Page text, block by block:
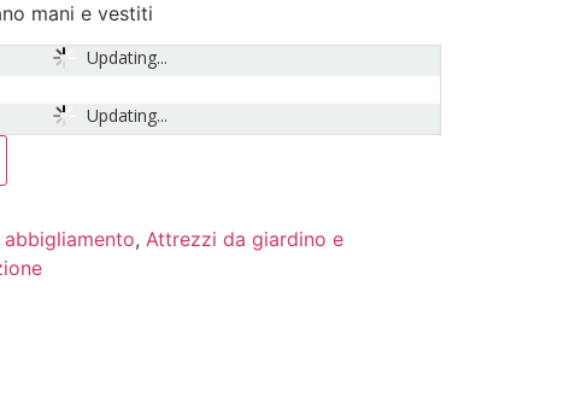
mani e vestiti
Updating...
Updating...
, Attrezzi da giardino e